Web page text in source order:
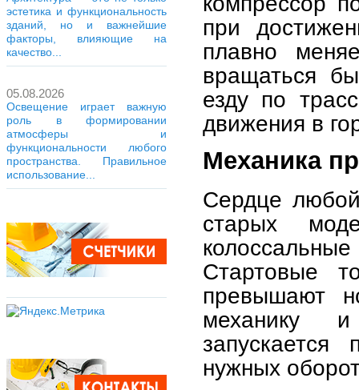
эстетика и функциональность
зданий, но и важнейшие
факторы, влияющие на
качество...
05.08.2026
Освещение играет важную
роль в формировании
атмосферы и
функциональности любого
пространства. Правильное
использование...
при
плавно
вращаться
езду по
движения в
Механика
Сердце
старых
Стартовые
превышают
механику
нужных